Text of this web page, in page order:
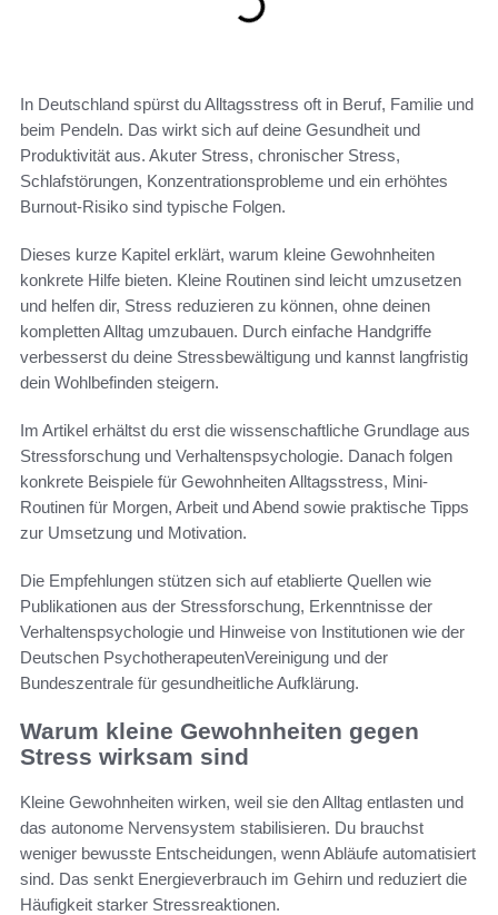
In Deutschland spürst du Alltagsstress oft in Beruf, Familie und
beim Pendeln. Das wirkt sich auf deine Gesundheit und
Produktivität aus. Akuter Stress, chronischer Stress,
Schlafstörungen, Konzentrationsprobleme und ein erhöhtes
Burnout-Risiko sind typische Folgen.
Dieses kurze Kapitel erklärt, warum kleine Gewohnheiten
konkrete Hilfe bieten. Kleine Routinen sind leicht umzusetzen
und helfen dir, Stress reduzieren zu können, ohne deinen
kompletten Alltag umzubauen. Durch einfache Handgriffe
verbesserst du deine Stressbewältigung und kannst langfristig
dein Wohlbefinden steigern.
Im Artikel erhältst du erst die wissenschaftliche Grundlage aus
Stressforschung und Verhaltenspsychologie. Danach folgen
konkrete Beispiele für Gewohnheiten Alltagsstress, Mini-
Routinen für Morgen, Arbeit und Abend sowie praktische Tipps
zur Umsetzung und Motivation.
Die Empfehlungen stützen sich auf etablierte Quellen wie
Publikationen aus der Stressforschung, Erkenntnisse der
Verhaltenspsychologie und Hinweise von Institutionen wie der
Deutschen PsychotherapeutenVereinigung und der
Bundeszentrale für gesundheitliche Aufklärung.
Warum kleine Gewohnheiten gegen
Stress wirksam sind
Kleine Gewohnheiten wirken, weil sie den Alltag entlasten und
das autonome Nervensystem stabilisieren. Du brauchst
weniger bewusste Entscheidungen, wenn Abläufe automatisiert
sind. Das senkt Energieverbrauch im Gehirn und reduziert die
Häufigkeit starker Stressreaktionen.